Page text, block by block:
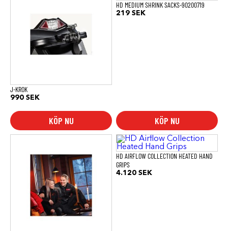
J-KROK
990 SEK
KÖP NU
HD MEDIUM SHRINK SACKS-90200719
219 SEK
KÖP NU
produkten
varianter.
alternativen
HD AIRFLOW COLLECTION HEATED HAND
GRIPS
4.120 SEK